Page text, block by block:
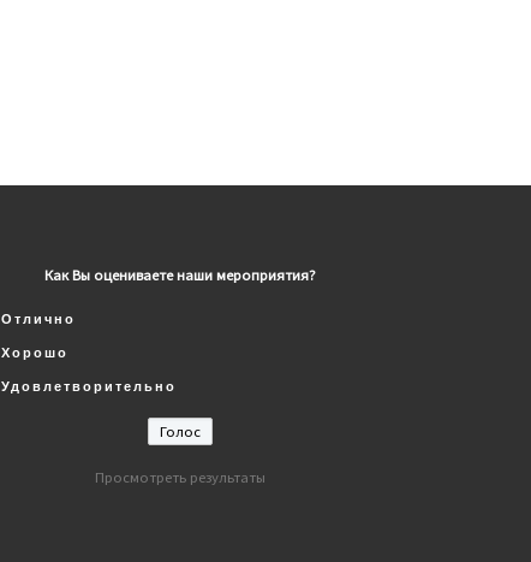
Как Вы оцениваете наши мероприятия?
Отлично
Хорошо
Удовлетворительно
Просмотреть результаты